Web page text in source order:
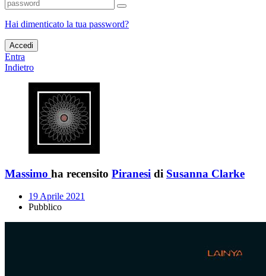
Hai dimenticato la tua password?
Accedi
Entra
Indietro
Massimo ha recensito Piranesi di Susanna Clarke
19 Aprile 2021
Pubblico